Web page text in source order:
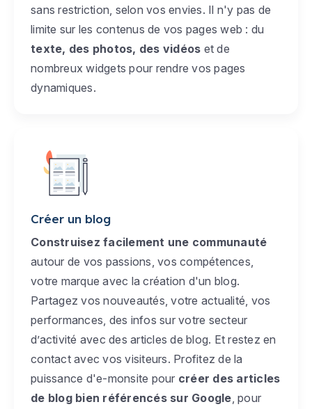
sans restriction, selon vos envies. Il n'y pas de
limite sur les contenus de vos pages web : du
texte, des photos, des vidéos et de
nombreux widgets pour rendre vos pages
dynamiques.
Créer un blog
Construisez facilement une communauté
autour de vos passions, vos compétences,
votre marque avec la création d'un blog.
Partagez vos nouveautés, votre actualité, vos
performances, des infos sur votre secteur
d’activité avec des articles de blog. Et restez en
contact avec vos visiteurs. Profitez de la
puissance d'e-monsite pour créer des articles
de blog bien référencés sur Google , pour